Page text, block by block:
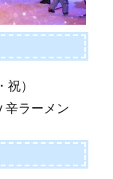
）
辛ラーメン